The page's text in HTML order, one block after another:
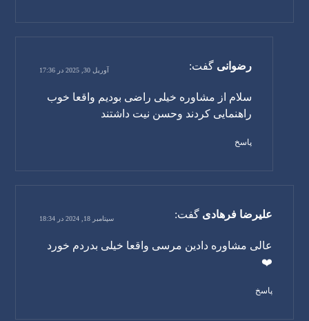
رضوانی گفت: آوریل 30, 2025 در 17:36
سلام از مشاوره خیلی راضی بودیم واقعا خوب
راهنمایی کردند وحسن نیت داشتند
پاسخ
علیرضا فرهادی گفت: سپتامبر 18, 2024 در 18:34
عالی مشاوره دادین مرسی واقعا خیلی بدردم خورد
❤️
پاسخ